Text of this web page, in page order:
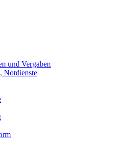
und Vergaben
Notdienste